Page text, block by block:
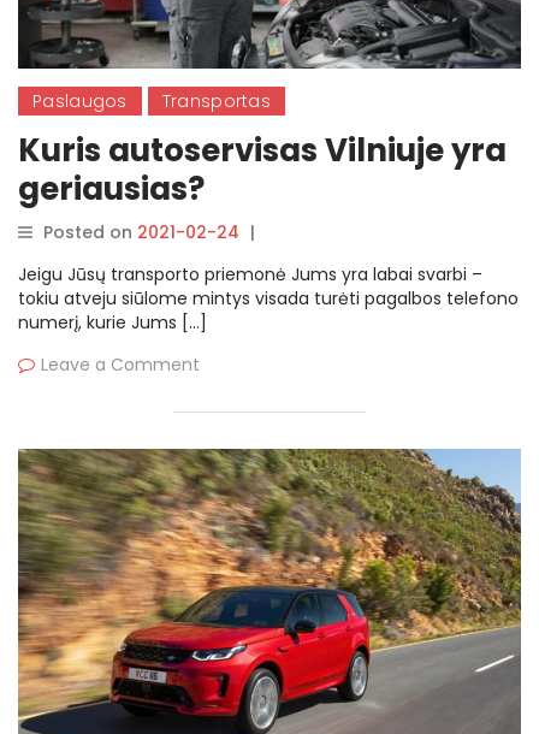
Paslaugos Transportas
Kuris autoservisas Vilniuje yra
geriausias?
Posted on 2021-02-24 |
Jeigu Jūsų transporto priemonė Jums yra labai svarbi –
tokiu atveju siūlome mintys visada turėti pagalbos telefono
numerį, kurie Jums […]
Leave a Comment